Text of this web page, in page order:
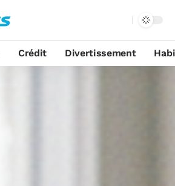
Crédit Divertissement